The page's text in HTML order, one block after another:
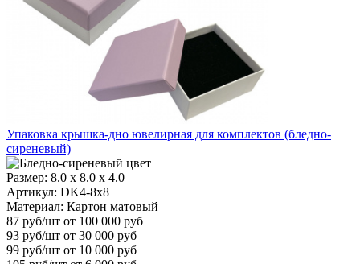
Упаковка крышка-дно ювелирная для комплектов (бледно-
сиреневый)
Размер: 8.0 x 8.0 x 4.0
Артикул: DK4-8x8
Материал: Картон матовый
87 руб/шт от 100 000 руб
93 руб/шт от 30 000 руб
99 руб/шт от 10 000 руб